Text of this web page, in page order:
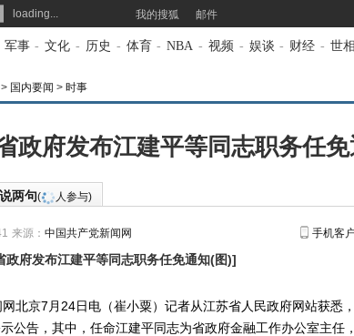
loading... 我的搜狐 邮件
军事 - 文化 - 历史 - 体育 - NBA - 视频 - 娱谈 - 财经 - 世相
> 国内要闻 > 时事
政府发布江建平等同志职务任
两句( 人参与)
来源： 中国共产党新闻网 手机客
政府发布江建平等同志职务任免通知(图)]
北京7月24日电（崔小粟）记者从江苏省人民政府网站获悉
公告，其中，任命江建平同志为省政府金融工作办公室主任